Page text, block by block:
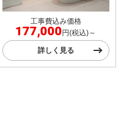
工事費込み価格
177,000 円(税込)～
詳しく見る